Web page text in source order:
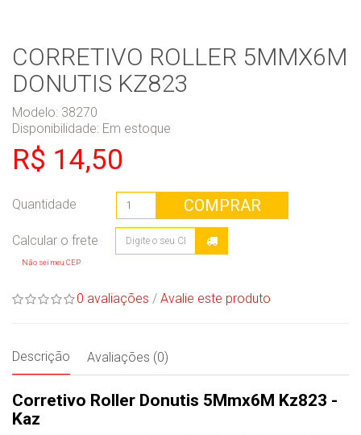
CORRETIVO ROLLER 5MMX6M
DONUTIS KZ823
Modelo: 38270
Disponibilidade: Em estoque
R$ 14,50
Quantidade COMPRAR
Não sei meu CEP
0 avaliações / Avalie este produto
Descrição Avaliações (0)
Corretivo Roller Donutis 5Mmx6M Kz823 -
Kaz